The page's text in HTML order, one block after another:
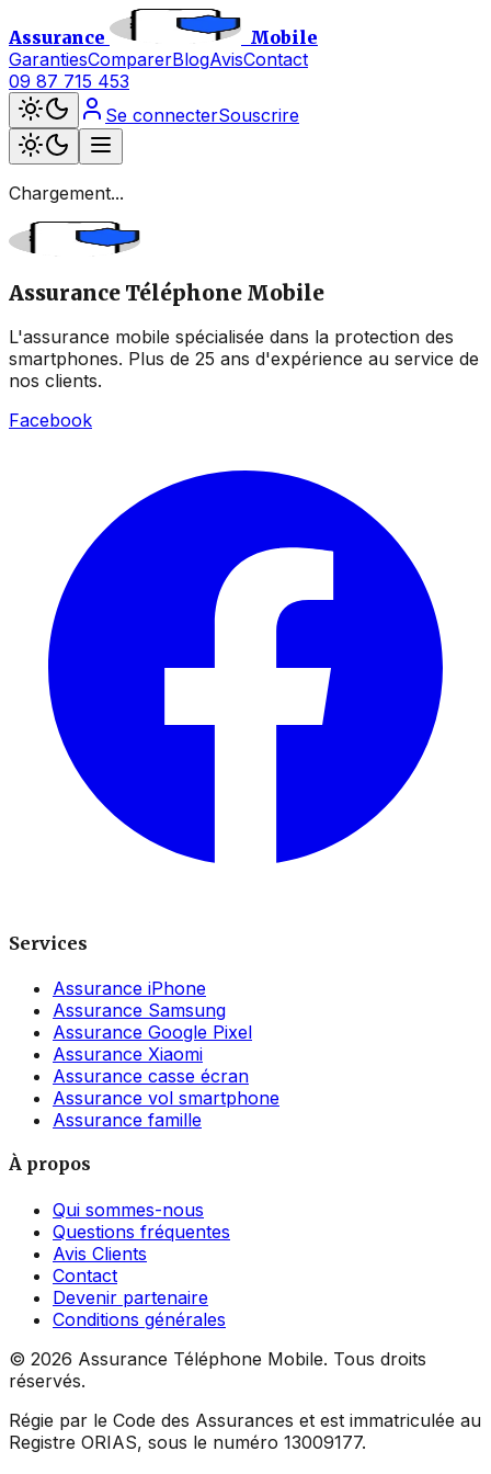
Assurance
Mobile
GarantiesComparerBlogAvisContact
09 87 715 453
Se connecterSouscrire
Chargement...
Assurance Téléphone Mobile
L'assurance mobile spécialisée dans la protection des
smartphones. Plus de 25 ans d'expérience au service de
nos clients.
Facebook
Services
Assurance iPhone
Assurance Samsung
Assurance Google Pixel
Assurance Xiaomi
Assurance casse écran
Assurance vol smartphone
Assurance famille
À propos
Qui sommes-nous
Questions fréquentes
Avis Clients
Contact
Devenir partenaire
Conditions générales
© 2026 Assurance Téléphone Mobile. Tous droits
réservés.
Régie par le Code des Assurances et est immatriculée au
Registre ORIAS, sous le numéro 13009177.